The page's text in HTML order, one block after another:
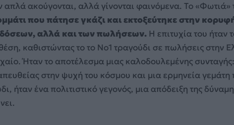
απλά ακούγονται, αλλά γίνονται φαινόμενα. Το «Φωτιά»
που πάτησε γκάζι και εκτοξεύτηκε στην
αλλά και των πωλήσεων. Η επιτυχία του
καθιστώντας το το Νο1 τραγούδι σε πωλήσεις στην
Ήταν το αποτέλεσμα μιας καλοδουλεμένης
στην ψυχή του κόσμου και μια ερμηνεία
ήταν ένα πολιτιστικό γεγονός, μια απόδειξη της